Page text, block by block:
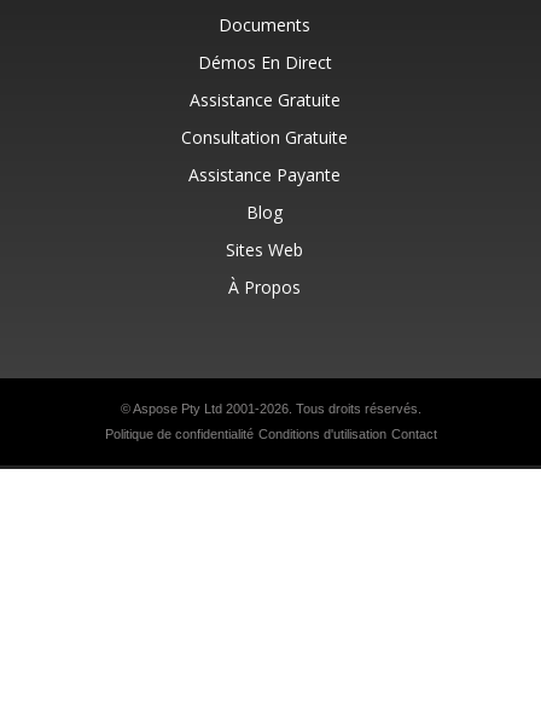
Documents
Démos En Direct
Assistance Gratuite
Consultation Gratuite
Assistance Payante
Blog
Sites Web
À Propos
© Aspose Pty Ltd 2001-2026. Tous droits réservés.
Politique de confidentialité Conditions d'utilisation Contact